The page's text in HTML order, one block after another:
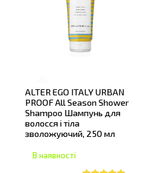
ALTER EGO ITALY URBAN
PROOF All Season Shower
Shampoo Шампунь для
волосся і тіла
зволожуючий, 250 мл
В наявності